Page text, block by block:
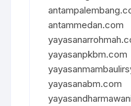
antammedan.com
yayasanpkbm.com
yayasanabm.com